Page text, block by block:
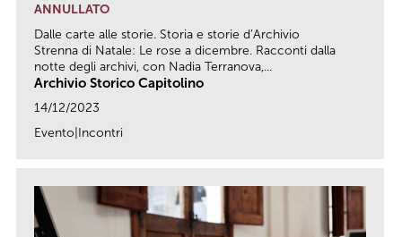
ANNULLATO
Dalle carte alle storie. Storia e storie d’Archivio
Strenna di Natale: Le rose a dicembre. Racconti dalla
notte degli archivi, con Nadia Terranova,...
Archivio Storico Capitolino
14/12/2023
Evento|Incontri